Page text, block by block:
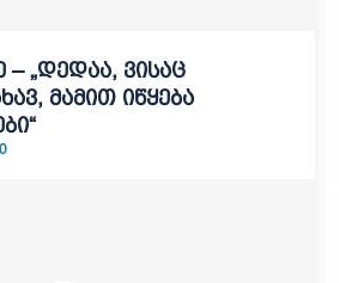
– „დედაა, ვისაც
მამით იწყება